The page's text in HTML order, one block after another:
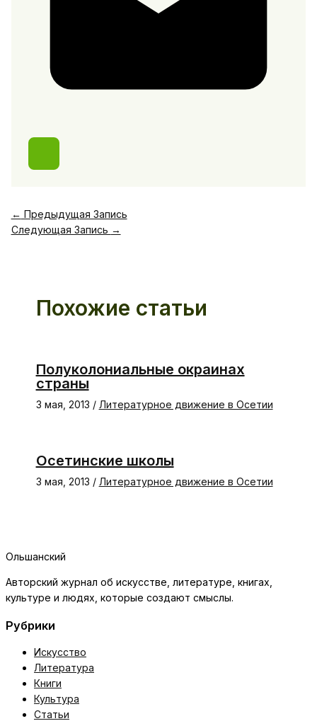
← Предыдущая Запись
Следующая Запись →
Похожие статьи
Полуколониальные окраинах
страны
3 мая, 2013 / Литературное движение в Осетии
Осетинские школы
3 мая, 2013 / Литературное движение в Осетии
Ольшанский
Авторский журнал об искусстве, литературе, книгах,
культуре и людях, которые создают смыслы.
Рубрики
Искусство
Литература
Книги
Культура
Статьи